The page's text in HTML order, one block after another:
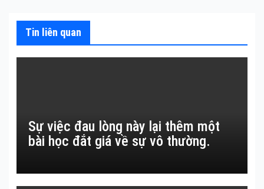
Tin liên quan
Sự việc đau lòng này lại thêm một
bài học đắt giá về sự vô thường.